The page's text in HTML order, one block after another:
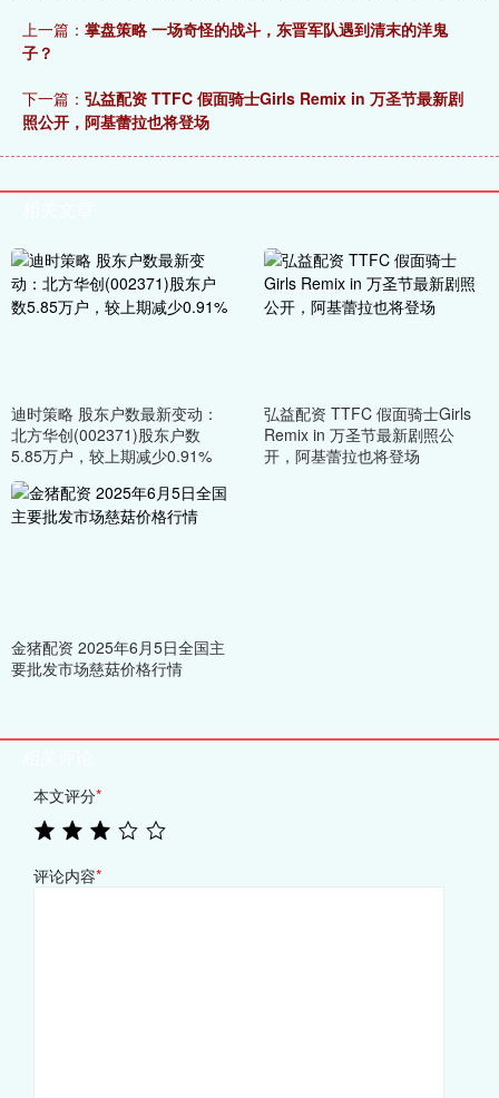
上一篇： 掌盘策略 一场奇怪的战斗，东晋军队遇到清末的洋鬼
子？
下一篇： 弘益配资 TTFC 假面骑士Girls Remix in 万圣节最新剧
照公开，阿基蕾拉也将登场
迪时策略 股东户数最新变动：
北方华创(002371)股东户数
5.85万户，较上期减少0.91%
弘益配资 TTFC 假面骑士Girls
Remix in 万圣节最新剧照公
开，阿基蕾拉也将登场
金猪配资 2025年6月5日全国主
要批发市场慈菇价格行情
本文评分*
评论内容*